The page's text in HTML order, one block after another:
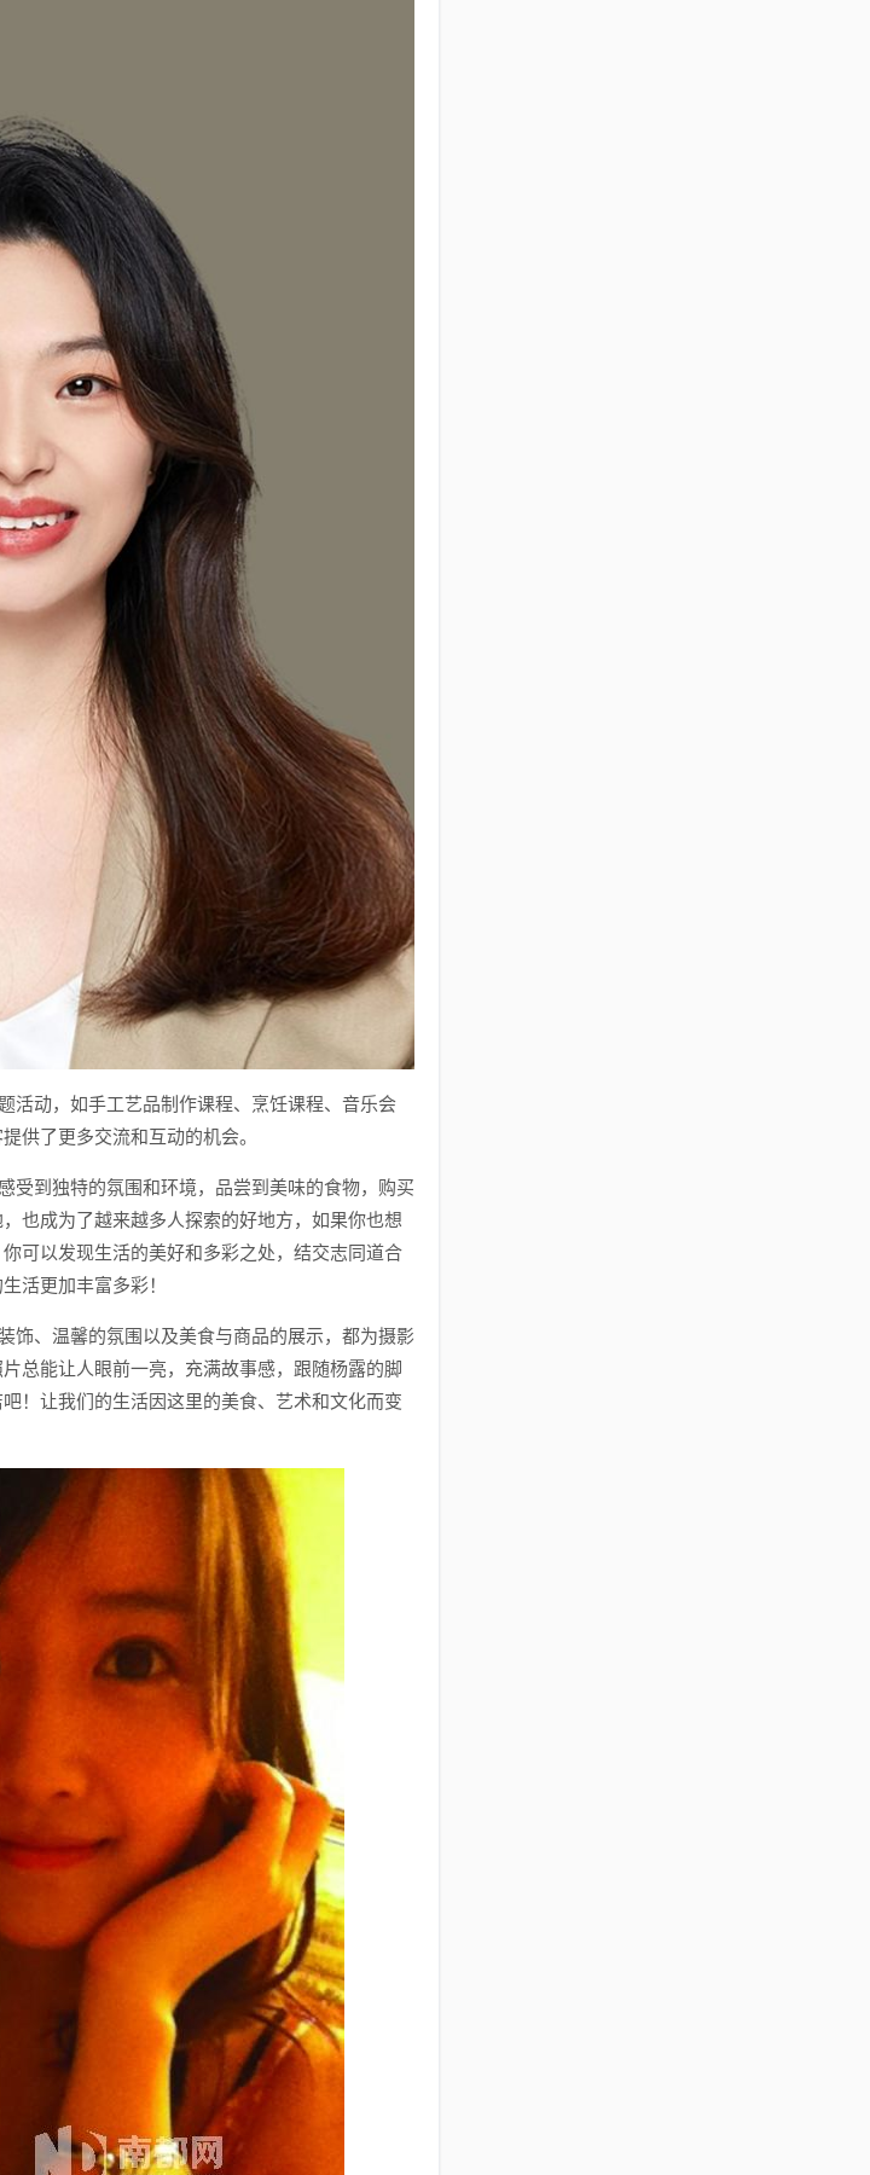
活动，如手工艺品制作课程、烹饪课程、音乐会
供了更多交流和互动的机会。
受到独特的氛围和环境，品尝到美味的食物，购买
也成为了越来越多人探索的好地方，如果你也想
可以发现生活的美好和多彩之处，结交志同道合
活更加丰富多彩！
饰、温馨的氛围以及美食与商品的展示，都为摄影
总能让人眼前一亮，充满故事感，跟随杨露的脚
！让我们的生活因这里的美食、艺术和文化而变